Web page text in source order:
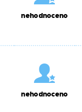
nehodnoceno
nehodnoceno